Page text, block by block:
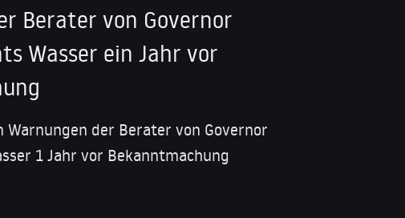
Berater von Governor
Wasser ein Jahr vor
Warnungen der Berater von Governor
1 Jahr vor Bekanntmachung